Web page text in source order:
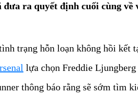
đưa ra quyết định cuối cùng
trạng hỗn loạn không hồi kết
lựa chọn Freddie
thông báo rằng sẽ sớm tìm